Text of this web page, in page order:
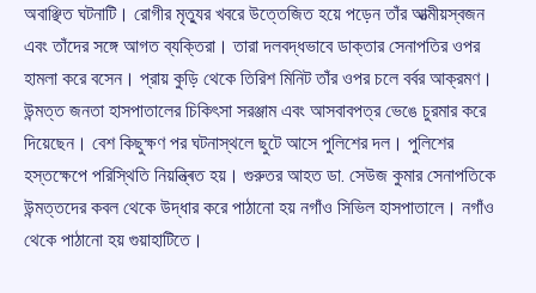
অবাঞ্ছিত ঘটনাটি। রোগীর মৃত্যুর খবরে উত্তেজিত হয়ে পড়েন তাঁর আত্মীয়স্বজন
এবং তাঁদের সঙ্গে আগত ব্যক্তিরা। তারা দলবদ্ধভাবে ডাক্তার সেনাপতির ওপর
হামলা করে বসেন। প্রায় কুড়ি থেকে তিরিশ মিনিট তাঁর ওপর চলে বর্বর আক্রমণ।
উন্মত্ত জনতা হাসপাতালের চিকিৎসা সরঞ্জাম এবং আসবাবপত্র ভেঙে চুরমার করে
দিয়েছেন। বেশ কিছুক্ষণ পর ঘটনাস্থলে ছুটে আসে পুলিশের দল। পুলিশের
হস্তক্ষেপে পরিস্থিতি নিয়ন্ত্ৰিত হয়। গুরুতর আহত ডা. সেউজ কুমার সেনাপতিকে
উন্মত্তদের কবল থেকে উদ্ধার করে পাঠানো হয় নগাঁও সিভিল হাসপাতালে। নগাঁও
থেকে পাঠানো হয় গুয়াহাটিতে।